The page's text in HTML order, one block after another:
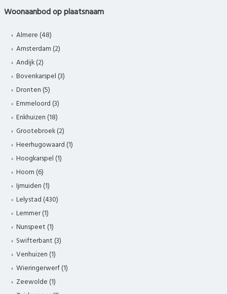
Woonaanbod op plaatsnaam
Almere (48)
Amsterdam (2)
Andijk (2)
Bovenkarspel (3)
Dronten (5)
Emmeloord (3)
Enkhuizen (18)
Grootebroek (2)
Heerhugowaard (1)
Hoogkarspel (1)
Hoorn (6)
Ijmuiden (1)
Lelystad (430)
Lemmer (1)
Nunspeet (1)
Swifterbant (3)
Venhuizen (1)
Wieringerwerf (1)
Zeewolde (1)